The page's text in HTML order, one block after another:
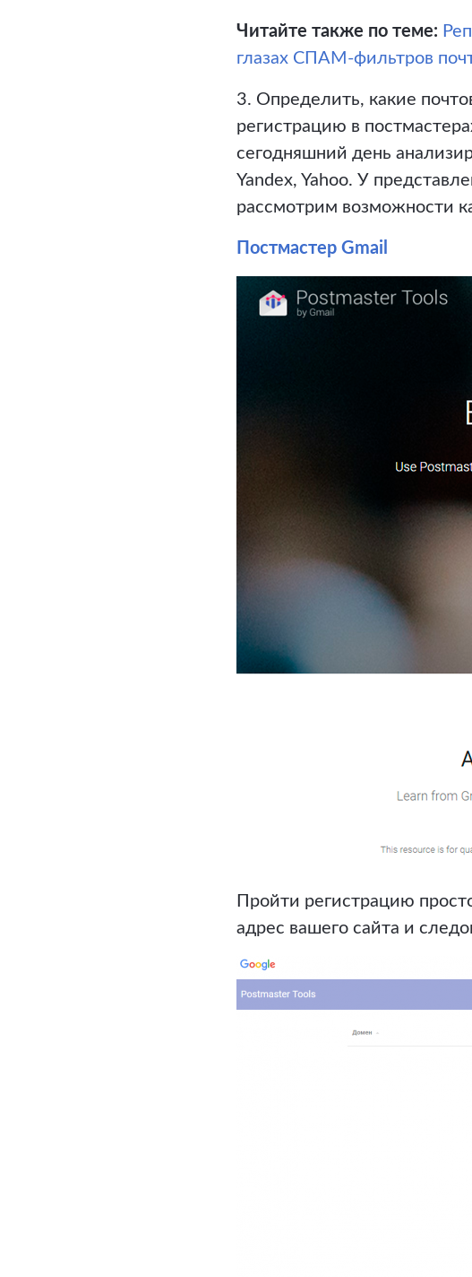
Читайте также по теме:
глазах СПАМ-фильтров
3. Определить, какие
регистрацию в
сегодняшний день
Yandex, Yahoo. У
рассмотрим возможности
Постмастер Gmail
Пройти регистрацию
адрес вашего сайта и